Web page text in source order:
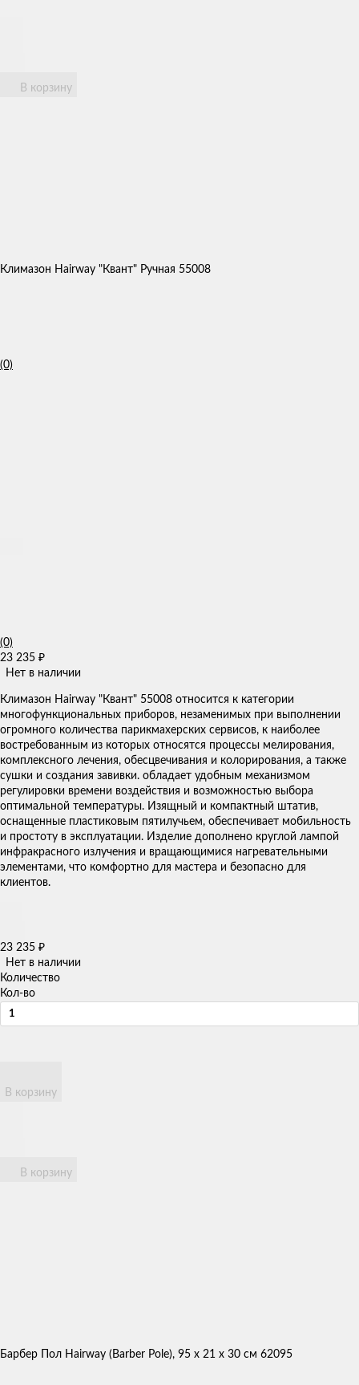
В корзину
Климазон Hairway "Квант" Ручная 55008
(0)
(0)
23 235 ₽
Нет в наличии
Климазон Hairway "Квант" 55008 ​​относится к категории
многофункциональных приборов, незаменимых при выполнении
огромного количества парикмахерских сервисов, к наиболее
востребованным из которых относятся процессы мелирования,
комплексного лечения, обесцвечивания и колорирования, а также
сушки и создания завивки. обладает удобным механизмом
регулировки времени воздействия и возможностью выбора
оптимальной температуры. Изящный и компактный штатив,
оснащенные пластиковым пятилучьем, обеспечивает мобильность
и простоту в эксплуатации. Изделие дополнено круглой лампой
инфракрасного излучения и вращающимися нагревательными
элементами, что комфортно для мастера и безопасно для
клиентов.
23 235 ₽
Нет в наличии
Количество
Кол-во
В корзину
В корзину
Барбер Пол Hairway (Barber Pole), 95 x 21 x 30 см 62095